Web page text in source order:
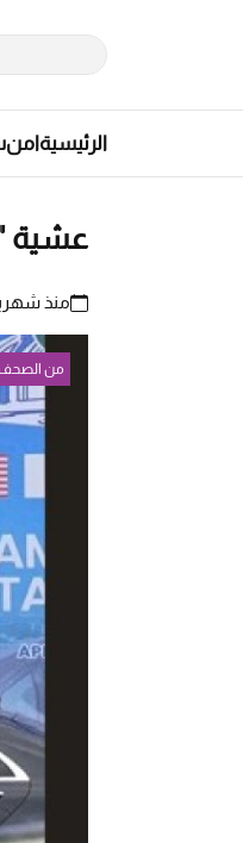
الرئيسيةامن
عشية "واشنطن 4": ما
منذ
من